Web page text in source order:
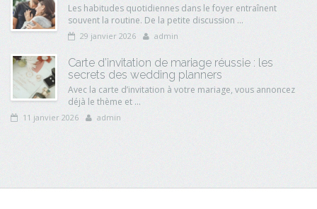
Les habitudes quotidiennes dans le foyer entraînent
souvent la routine. De la petite discussion ...
29 janvier 2026 admin
Carte d’invitation de mariage réussie : les
secrets des wedding planners
Avec la carte d’invitation à votre mariage, vous annoncez
déjà le thème et ...
11 janvier 2026 admin